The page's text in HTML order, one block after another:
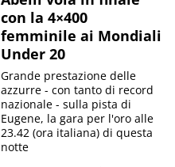
con la 4×400
femminile ai Mondiali
Under 20
Grande prestazione delle
azzurre - con tanto di record
nazionale - sulla pista di
Eugene, la gara per l'oro alle
23.42 (ora italiana) di questa
notte